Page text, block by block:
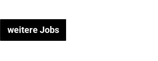
weitere Jobs